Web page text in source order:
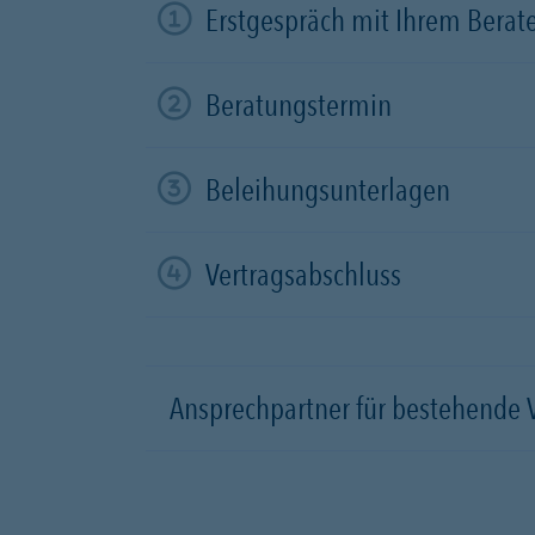
Erstgespräch mit Ihrem
Beratungstermin
Beleihungsunterlagen
Vertragsabschluss
Ansprechpartner für bestehende